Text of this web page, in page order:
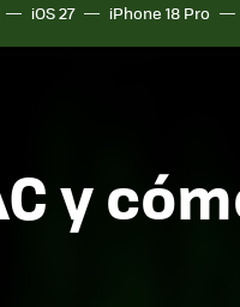
iOS 27 iPhone 18 Pro
y